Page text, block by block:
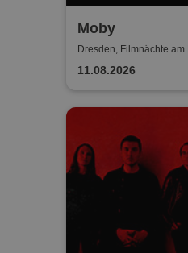
Moby
Dresden, Filmnächte am
11.08.2026